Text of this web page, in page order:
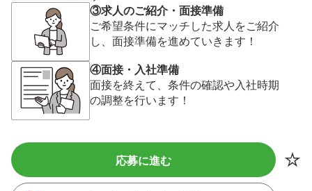
③求人のご紹介・面接準備
ご希望条件にマッチした求人をご紹介
し、面接準備を進めていきます！
④面接・入社準備
面接を終えて、条件の確認や入社時期
の調整を行います！
応募に進む